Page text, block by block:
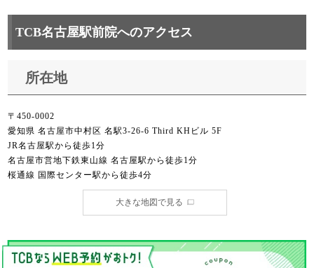
TCB名古屋駅前院へのアクセス
所在地
〒450-0002
愛知県 名古屋市中村区 名駅3-26-6 Third KHビル 5F
JR名古屋駅から徒歩1分
名古屋市営地下鉄東山線 名古屋駅から徒歩1分
桜通線 国際センター駅から徒歩4分
大きな地図で見る